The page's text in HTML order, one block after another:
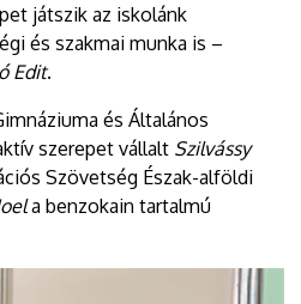
játszik az iskolánk
és szakmai munka is –
Edit.
és Általános
szerepet vállalt Szilvássy
Szövetség Észak-alföldi
a benzokain tartalmú